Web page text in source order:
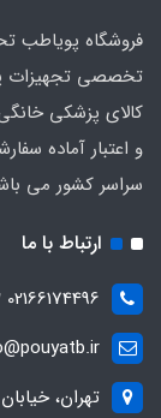
فروشگاه پویاطب
تخصصی تجهیزات
و اعتبار آماده
سراسر کشور می
ارتباط با ما
02166174496 09004018912 02166174309
تهران،